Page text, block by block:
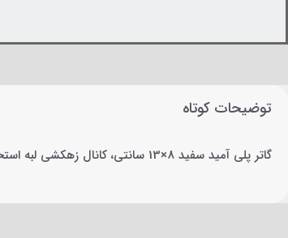
توضیحات کوتاه
گاتر پلی آمید سفید 8×13 سانتی، کانال زهکشی لبه استخر با رنگ روشن پایدار در برابر آفتاب، جنس پلی آمید مقاوم به کلر و نمک. سطح ضدلغزش و نصب مدولار آسان. ✓ تضمین اصالت کالا ☎ 021-88329707